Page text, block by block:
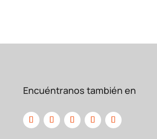
Encuéntranos también en